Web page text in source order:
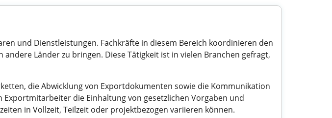
und Dienstleistungen. Fachkräfte in diesem Bereich koordinieren den
Länder zu bringen. Diese Tätigkeit ist in vielen Branchen gefragt,
die Abwicklung von Exportdokumenten sowie die Kommunikation
die Einhaltung von gesetzlichen Vorgaben und
in Vollzeit, Teilzeit oder projektbezogen variieren können.